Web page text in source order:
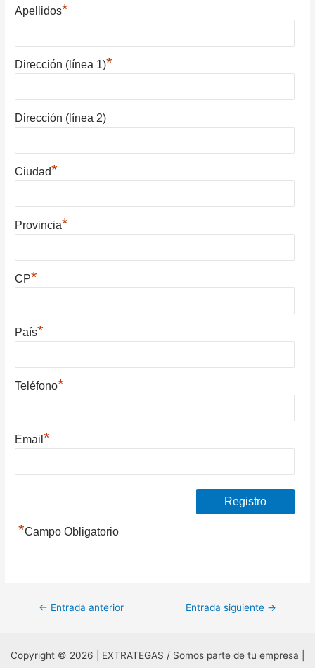
Apellidos*
Dirección (línea 1)*
Dirección (línea 2)
Ciudad*
Provincia*
CP*
País*
Teléfono*
Email*
*Campo Obligatorio
Navegación
entradas
← Entrada anterior Entrada siguiente →
Copyright © 2026 | EXTRATEGAS / Somos parte de tu empresa |